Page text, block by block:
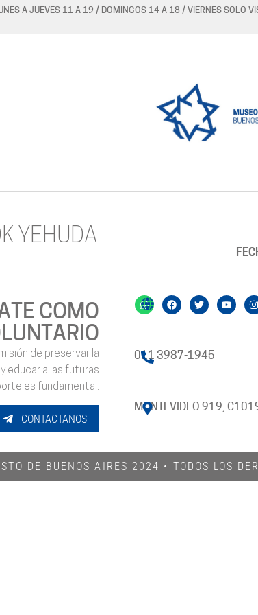
A JUEVES 11 A 19 / DOMINGOS 14 A 18 / VIERNES SÓLO
YEHUDA
COMO
de preservar la
educar a las futuras
es fundamental.
CONTACTANOS
011 3987-1945
MONTEVIDEO 919,
DE BUENOS AIRES 2024​ • TODOS LOS